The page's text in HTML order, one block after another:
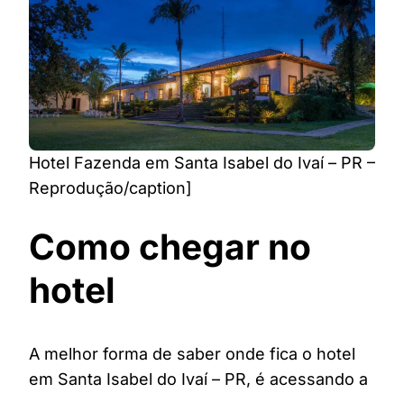
Hotel Fazenda em Santa Isabel do Ivaí – PR –
Reprodução/caption]
Como chegar no
hotel
A melhor forma de saber onde fica o hotel
em Santa Isabel do Ivaí – PR, é acessando a